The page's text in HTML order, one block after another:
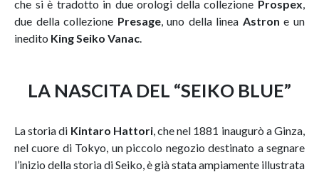
che si è tradotto in due orologi della collezione Prospex
due della collezione Presage, uno della linea Astron e un
inedito King Seiko Vanac
LA NASCITA DEL “SEIKO BLUE”
La storia di Kintaro Hattori, che nel 1881 inaugurò a Ginza,
nel cuore di Tokyo, un piccolo negozio destinato a segnare
l’inizio della storia di Seiko, è già stata ampiamente illustrata